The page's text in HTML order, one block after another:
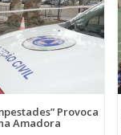
Provoca
Amadora